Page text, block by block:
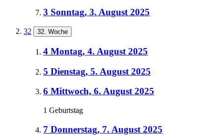
3 Sonntag, 3. August 2025
32 32. Woche
4 Montag, 4. August 2025
5 Dienstag, 5. August 2025
6 Mittwoch, 6. August 2025
1 Geburtstag
7 Donnerstag, 7. August 2025